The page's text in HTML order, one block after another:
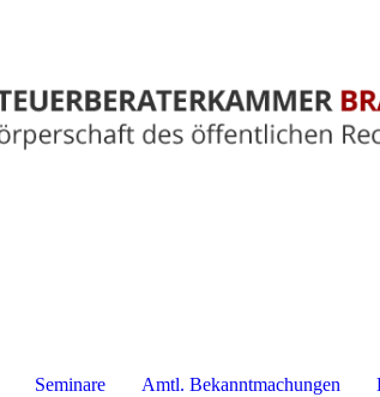
Seminare Amtl. Bekanntmachungen